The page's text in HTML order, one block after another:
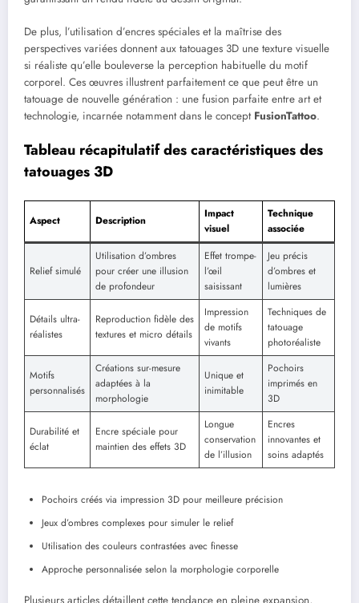
De plus, l’utilisation d’encres spéciales et la maîtrise des
perspectives variées donnent aux tatouages 3D une texture visuelle
si réaliste qu’elle bouleverse la perception habituelle du motif
corporel. Ces œuvres illustrent parfaitement ce que peut être un
tatouage de nouvelle génération : une fusion parfaite entre art et
technologie, incarnée notamment dans le concept FusionTattoo.
Tableau récapitulatif des caractéristiques des
tatouages 3D
Aspect Description
Impact
visuel
Technique
associée
Relief simulé
Utilisation d’ombres
pour créer une illusion
de profondeur
Effet trompe-
l’œil
saisissant
Jeu précis
d’ombres et
lumières
Détails ultra-
réalistes
Reproduction fidèle des
textures et micro détails
Impression
de motifs
vivants
Techniques de
tatouage
photoréaliste
Motifs
personnalisés
Créations sur-mesure
adaptées à la
morphologie
Unique et
inimitable
Pochoirs
imprimés en
3D
Durabilité et
éclat
Encre spéciale pour
maintien des effets 3D
Longue
conservation
de l’illusion
Encres
innovantes et
soins adaptés
Pochoirs créés via impression 3D pour meilleure précision
Jeux d’ombres complexes pour simuler le relief
Utilisation des couleurs contrastées avec finesse
Approche personnalisée selon la morphologie corporelle